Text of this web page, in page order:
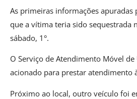
As primeiras informações
que a vítima teria sido sequestrada
sábado, 1°.
O Serviço de Atendimento Móvel de
acionado para prestar atendimento
Próximo ao local, outro veículo foi